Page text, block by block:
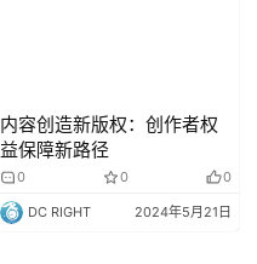
内容创造新版权：创作者权
益保障新路径
0 0 0
DC RIGHT 2024年5月21日